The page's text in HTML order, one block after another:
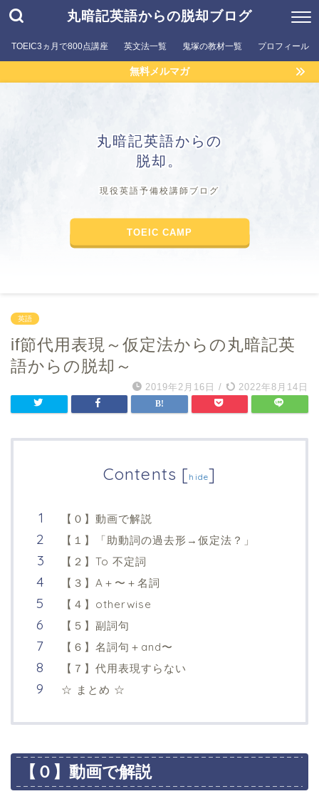
丸暗記英語からの脱却ブログ
TOEIC3ヵ月で800点講座 英文法一覧 鬼塚の教材一覧 プロフィール
無料メルマガ
丸暗記英語からの
脱却。
現役英語予備校講師ブログ
TOEIC CAMP
英語
if節代用表現～仮定法からの丸暗記英
語からの脱却～
2019年2月16日 / 2022年8月14日
Contents [hide]
【０】動画で解説
【１】「助動詞の過去形→仮定法？」
【２】To 不定詞
【３】A＋〜＋名詞
【４】otherwise
【５】副詞句
【６】名詞句＋and〜
【７】代用表現すらない
☆ まとめ ☆
【０】動画で解説